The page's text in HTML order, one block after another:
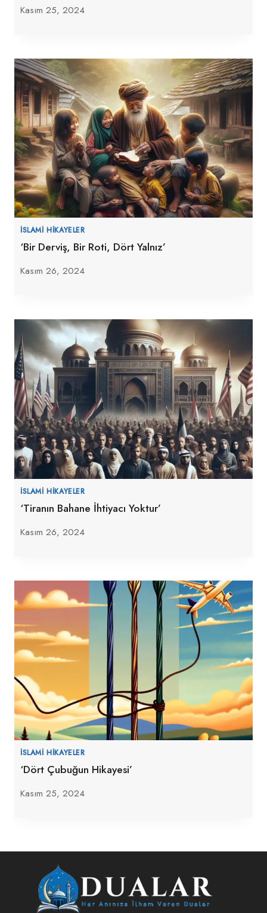
Kasım 25, 2024
İSLAMI HIKAYELER
‘Bir Derviş, Bir Roti, Dört Yalnız’
Kasım 26, 2024
İSLAMI HIKAYELER
‘Tiranın Bahane İhtiyacı Yoktur’
Kasım 26, 2024
İSLAMI HIKAYELER
‘Dört Çubuğun Hikayesi’
Kasım 25, 2024